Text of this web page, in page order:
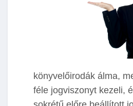
könyvelőirodák álma,
féle jogviszonyt kezeli,